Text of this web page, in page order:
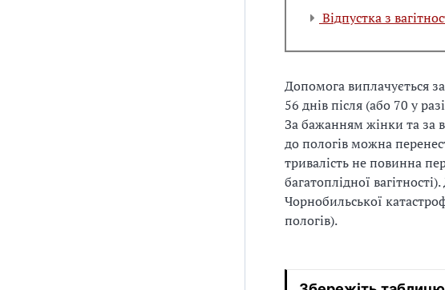
Відпустка з
Допомога виплачується
56 днів після (або 70 у
За бажанням жінки та за
до пологів можна
тривалість не повинна
багатоплідної
Чорнобильської
пологів).